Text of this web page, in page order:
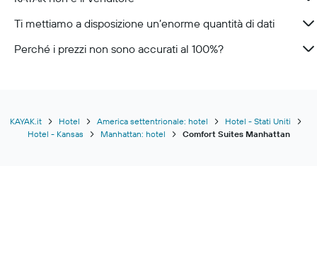
Ti mettiamo a disposizione un’enorme quantità di dati
Perché i prezzi non sono accurati al 100%?
KAYAK.it Hotel America settentrionale: hotel
Hotel - Stati Uniti
Hotel - Kansas
Manhattan: hotel Comfort Suites Manhattan